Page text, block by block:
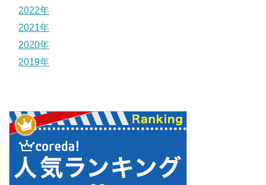
2022年
2021年
2020年
2019年